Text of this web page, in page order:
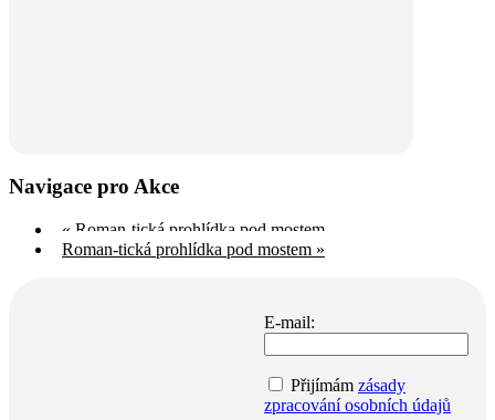
Navigace pro Akce
« Roman-tická prohlídka pod mostem
Roman-tická prohlídka pod mostem »
E-mail:
Přijímám zásady
zpracování osobních údajů